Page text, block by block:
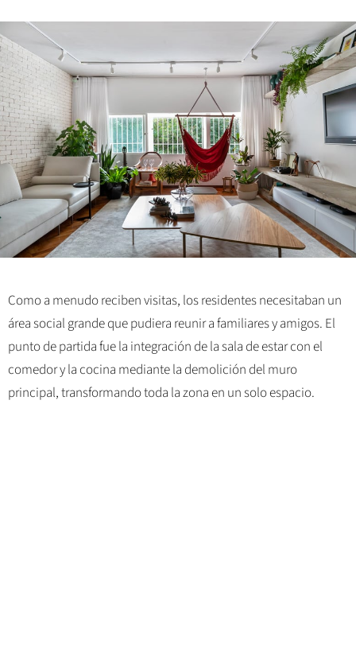
Como a menudo reciben visitas, los residentes necesitaban un
área social grande que pudiera reunir a familiares y amigos. El
punto de partida fue la integración de la sala de estar con el
comedor y la cocina mediante la demolición del muro
principal, transformando toda la zona en un solo espacio.